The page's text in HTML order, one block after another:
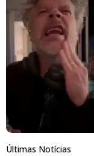
Últimas Notícias